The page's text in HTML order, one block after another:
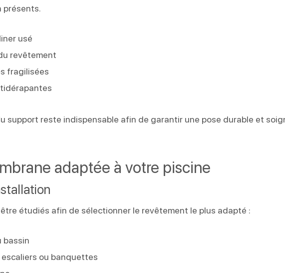
présents.
usé
revêtement
fragilisées
support reste indispensable afin de garantir une pose durable et
adaptée à votre piscine
étudiés afin de sélectionner le revêtement le plus adapté :
bassin
ou banquettes